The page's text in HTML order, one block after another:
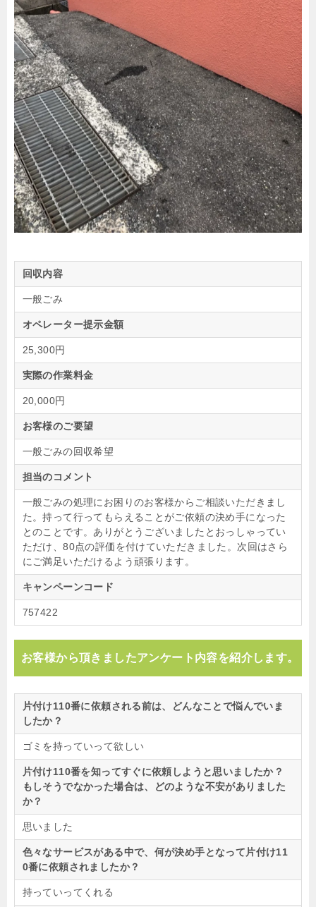
回収内容
一般ごみ
オペレーター提示金額
25,300円
実際の作業料金
20,000円
お客様のご要望
一般ごみの回収希望
担当のコメント
一般ごみの処理にお困りのお客様からご相談いただきまし
た。持って行ってもらえることがご依頼の決め手になった
とのことです。ありがとうございましたとおっしゃってい
ただけ、80点の評価を付けていただきました。次回はさら
にご満足いただけるよう頑張ります。
キャンペーンコード
757422
お客様から頂きましたアンケート内容を紹介します。
片付け110番に依頼される前は、どんなことで悩んでいま
したか？
ゴミを持っていって欲しい
片付け110番を知ってすぐに依頼しようと思いましたか？
もしそうでなかった場合は、どのような不安がありました
か？
思いました
色々なサービスがある中で、何が決め手となって片付け11
0番に依頼されましたか？
持っていってくれる